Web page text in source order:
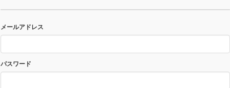
メールアドレス
パスワード